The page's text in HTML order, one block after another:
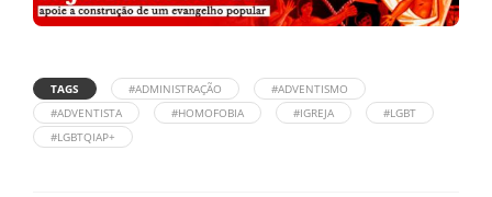
TAGS #ADMINISTRAÇÃO
#ADVENTISMO
#ADVENTISTA
#HOMOFOBIA #IGREJA
#LGBT
#LGBTQIAP+